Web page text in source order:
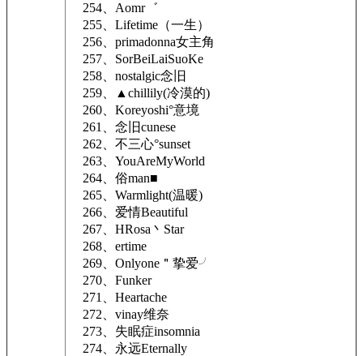
254、Aomr゛
255、Lifetime（一生）
256、primadonna女主角
257、SorBeiLaiSuoKe
258、nostalgic念旧
259、▲chillily(冷漠的)
260、Koreyoshi°意境
261、念旧cunese
262、不三心°sunset
263、YouAreMyWorld
264、俗man■
265、Warmlight(温暖)
266、爱情Beautiful
267、HRosa丶Star
268、ertime
269、Onlyone＂挚爱╯
270、Funker
271、Heartache
272、vinay维奈
273、失眠症insomnia
274、永远Eternally